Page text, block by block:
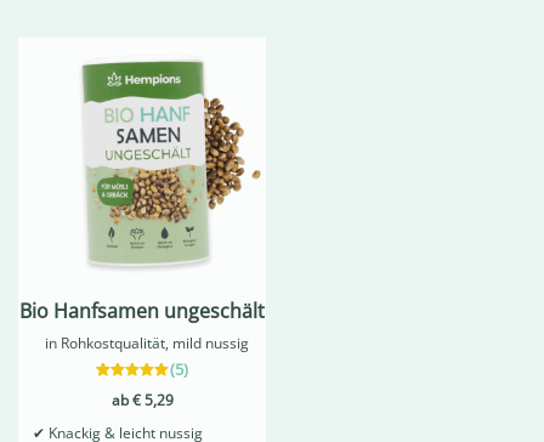
Bio Hanfsamen ungeschält
in Rohkostqualität, mild nussig
5.00
basierend
(5)
ab€5,29
✔ Knackig & leicht nussig